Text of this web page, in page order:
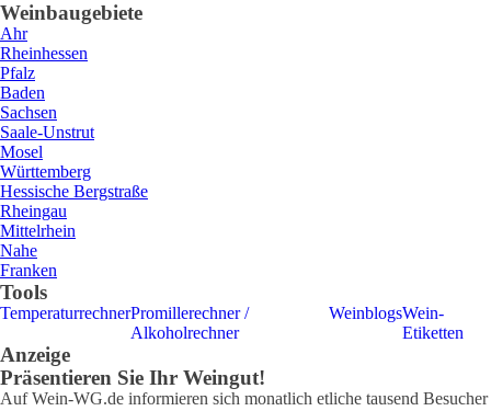
Weinbaugebiete
Ahr
Rheinhessen
Pfalz
Baden
Sachsen
Saale-Unstrut
Mosel
Württemberg
Hessische Bergstraße
Rheingau
Mittelrhein
Nahe
Franken
Tools
TemperaturrechnerPromillerechner /
Alkoholrechner
WeinblogsWein-
Etiketten
Anzeige
Präsentieren Sie Ihr Weingut!
Auf Wein-WG.de informieren sich monatlich etliche tausend Besucher